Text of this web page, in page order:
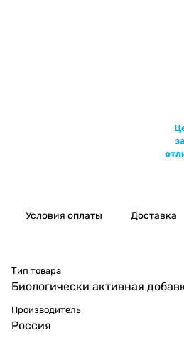
Условия оплаты Доставка
Тип товара
Биологически активная
Производитель
Россия